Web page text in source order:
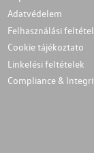
Adatvédelem
Felhasználási
Cookie tájékoztato
Linkelési feltételek
Compliance &